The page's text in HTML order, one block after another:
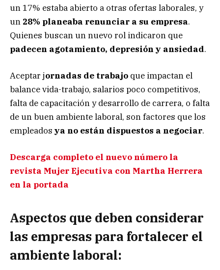
un 17% estaba abierto a otras ofertas laborales, y
un 28% planeaba renunciar a su empresa.
Quienes buscan un nuevo rol indicaron que
padecen agotamiento, depresión y ansiedad.
Aceptar jornadas de trabajo que impactan el
balance vida-trabajo, salarios poco competitivos,
falta de capacitación y desarrollo de carrera, o falta
de un buen ambiente laboral, son factores que los
empleados ya no están dispuestos a negociar.
Descarga completo el nuevo número la
revista Mujer Ejecutiva con Martha Herrera
en la portada
Aspectos que deben considerar
las empresas para fortalecer el
ambiente laboral: